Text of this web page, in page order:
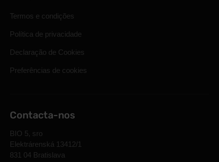
Termos e condições
Política de privacidade
Declaração de Cookies
Preferências de cookies
Contacta-nos
BIO 5, sro
Elektrárenská 13412/1
831 04 Bratislava